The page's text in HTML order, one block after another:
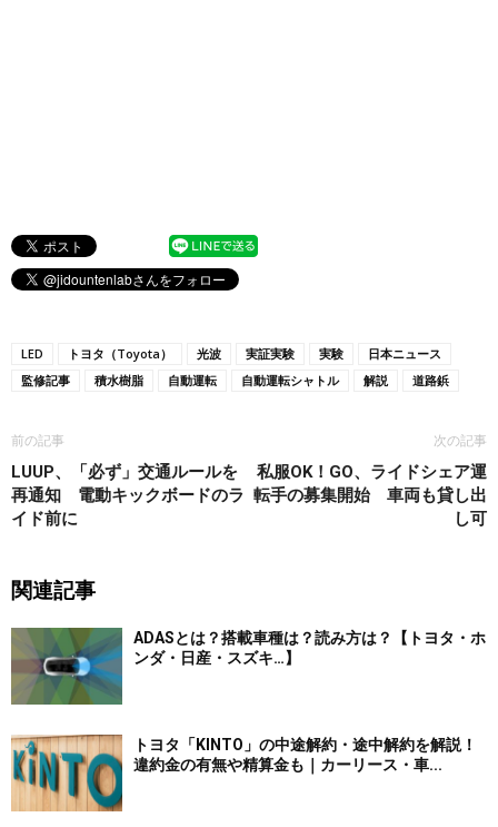
LED トヨタ（Toyota） 光波 実証実験 実験
日本ニュース
監修記事
積水樹脂 自動運転 自動運転シャトル 解説 道路鋲
前の記事
LUUP、「必ず」交通ルールを
再通知 電動キックボードのラ
イド前に
次の記事
私服OK！GO、ライドシェア運
転手の募集開始 車両も貸し出
し可
関連記事
ADASとは？搭載車種は？読み方は？【トヨタ・ホ
ンダ・日産・スズキ…】
トヨタ「KINTO」の中途解約・途中解約を解説！
違約金の有無や精算金も｜カーリース・車...